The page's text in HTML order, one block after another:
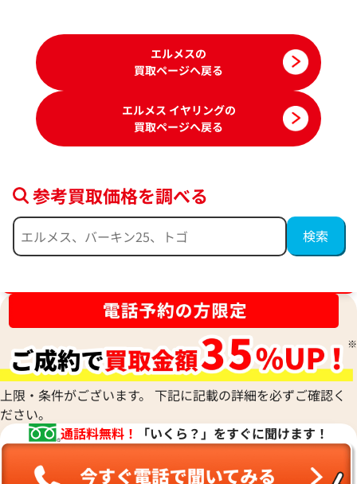
エルメス ポップアッシュ ピアス
44,000円
2026年4月17日時点
エルメス ピアス
41,000円
2026年5月17日時
エルメスの
買取ページへ戻る
エルメス イヤリングの
買取ページへ戻る
参考買取価格を調べる
上限・条件がございます。 下記に記載の詳細を必ずご確認く
ださい。
通話料無料！
「いくら？」をすぐに聞けます！